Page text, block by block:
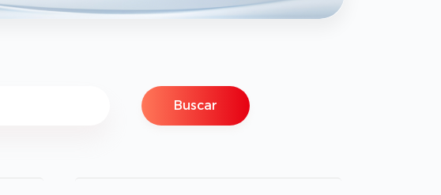
Buscar